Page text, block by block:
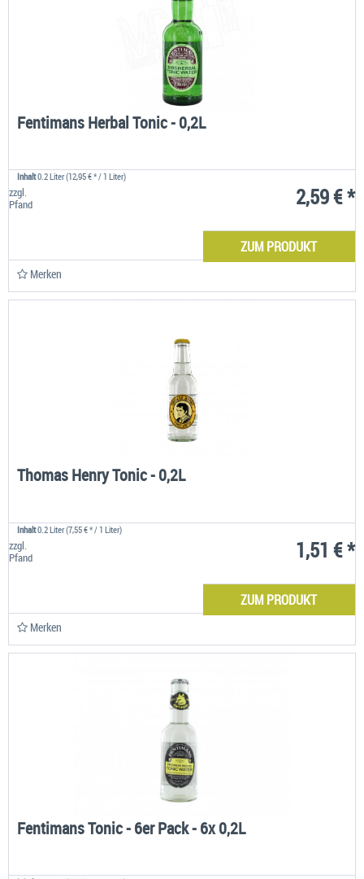
Fentimans Herbal Tonic - 0,2L
Inhalt0.2 Liter(12,95 € * / 1 Liter)
2,59 € *
zzgl.
Pfand
ZUM PRODUKT
Merken
Thomas Henry Tonic - 0,2L
Inhalt0.2 Liter(7,55 € * / 1 Liter)
1,51 € *
zzgl.
Pfand
ZUM PRODUKT
Merken
Fentimans Tonic - 6er Pack - 6x 0,2L